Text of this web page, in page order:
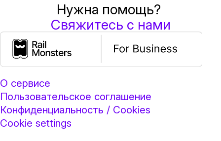
Нужна помощь?
Свяжитесь с нами
О сервисе
Пользовательское соглашение
Конфиденциальность / Cookies
Cookie settings